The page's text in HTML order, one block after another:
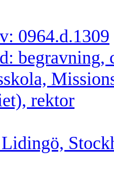
0964.d.1309
begravning,
rektor